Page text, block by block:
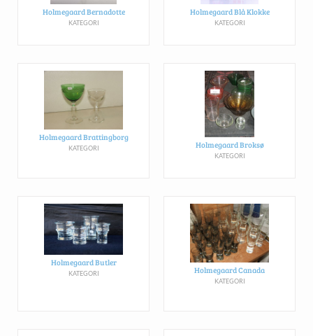
Holmegaard Bernadotte
KATEGORI
Holmegaard Blå Klokke
KATEGORI
Holmegaard Brattingborg
KATEGORI Holmegaard Broksø
KATEGORI
Holmegaard Butler
KATEGORI Holmegaard Canada
KATEGORI